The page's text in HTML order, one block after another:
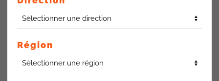
Ma découverte
Le déploiement de l’outil Ma découverte pour les
mandataires d’assurances se fera à compter du 07 avril 2025
Région